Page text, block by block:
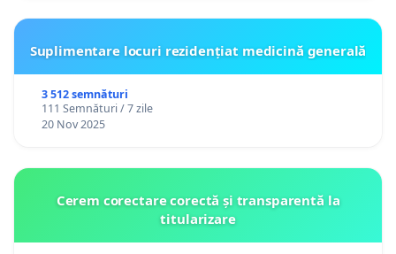
Suplimentare locuri rezidențiat medicină generală
3 512 semnături
111 Semnături / 7 zile
20 Nov 2025
Cerem corectare corectă și transparentă la
titularizare